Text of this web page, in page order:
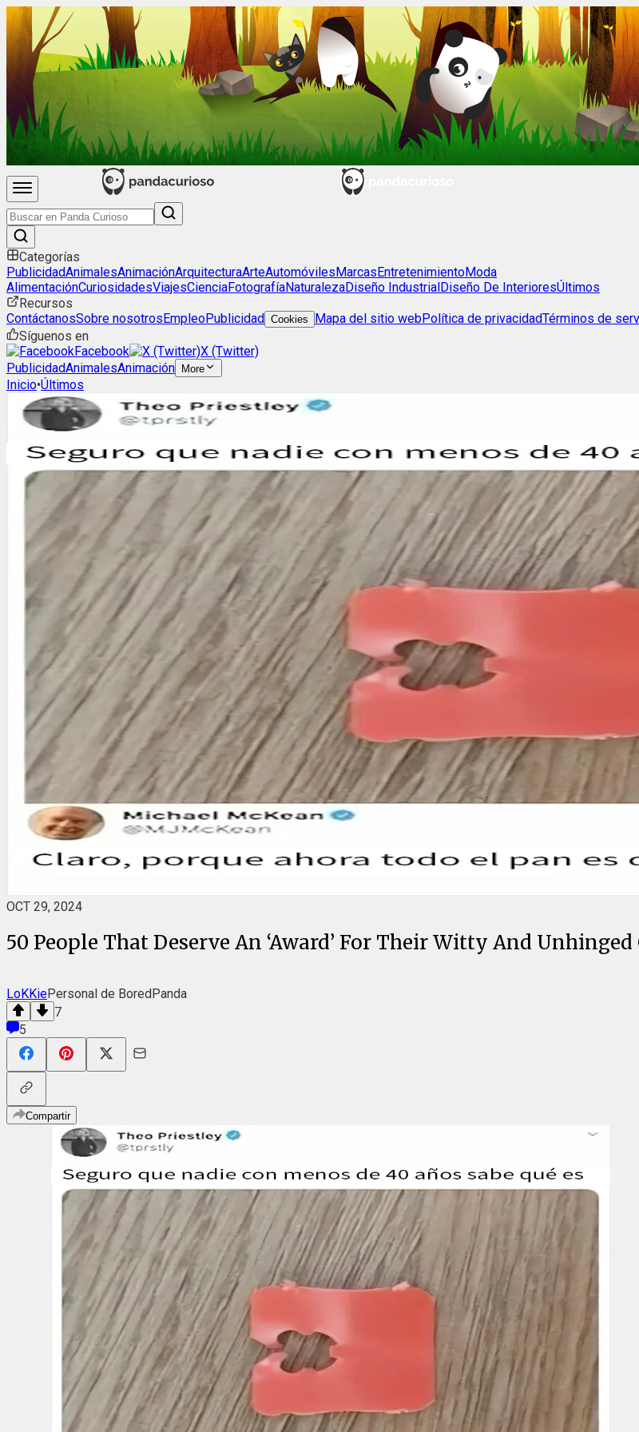
Categorías
PublicidadAnimalesAnimaciónArquitecturaArteAutomóvilesMarcasEntretenimientoModa
AlimentaciónCuriosidadesViajesCienciaFotografíaNaturalezaDiseño IndustrialDiseño De InterioresÚltimos
Recursos
ContáctanosSobre nosotrosEmpleoPublicidad Cookies Mapa del sitio webPolítica de privacidadTérminos de
Síguenos en
Facebook
X (Twitter)
PublicidadAnimalesAnimación More
Inicio•Últimos
OCT 29, 2024
50 People That Deserve An ‘Award’ For Their Witty And
LoKKiePersonal de BoredPanda
7
5
Compartir